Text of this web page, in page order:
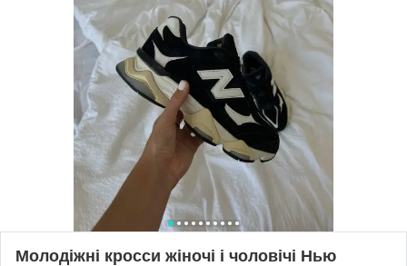
Молодіжні кросси жіночі і чоловічі Нью